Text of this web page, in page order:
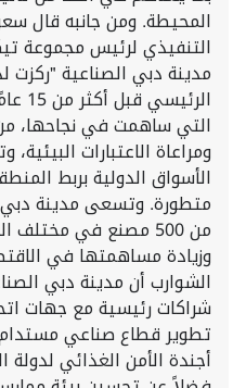
المحيطة. ومن جانبه قال
التنفيذي لرئيس مجموعة
مدينة دبي الصناعية
التي ساهمت في نجاحها،
ومراعاة الاعتبارات
الأسواق الدولية بربط
متطورة. وتسعى مدينة دبي
وزيادة مساهمتها في
شراكات رئيسية مع جهات
تطوير قطاع صناعي
أجندة الأمن الغذائي لدولة